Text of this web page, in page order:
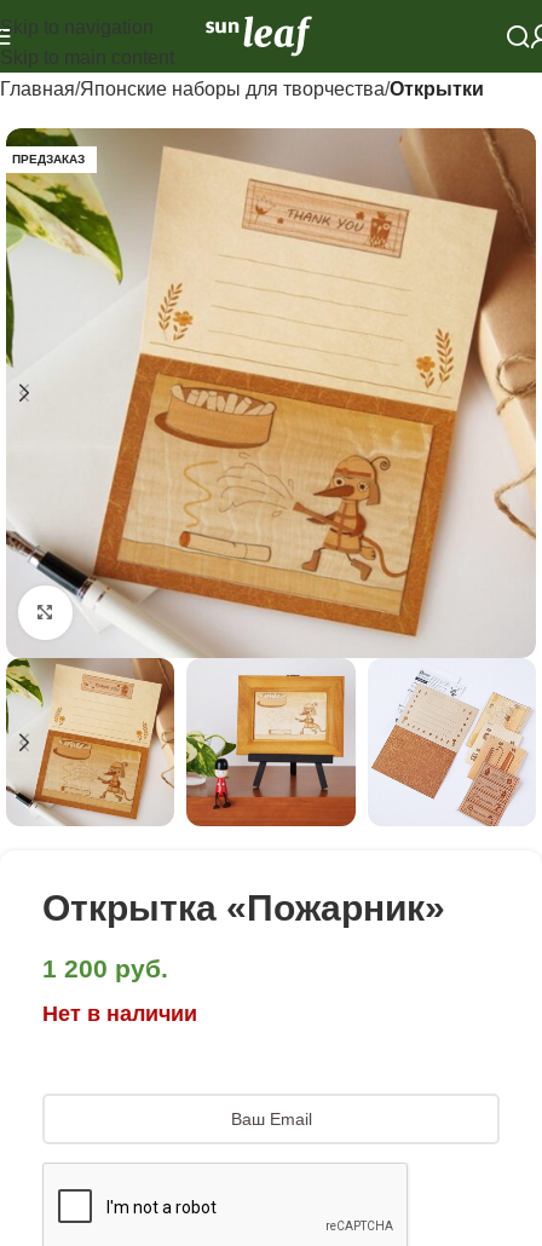
Skip to navigation
Skip to main content
Главная Японские наборы для творчества Открытки
ПРЕДЗАКАЗ
Click to enlarge
Открытка «Пожарник»
1 200 руб.
Нет в наличии